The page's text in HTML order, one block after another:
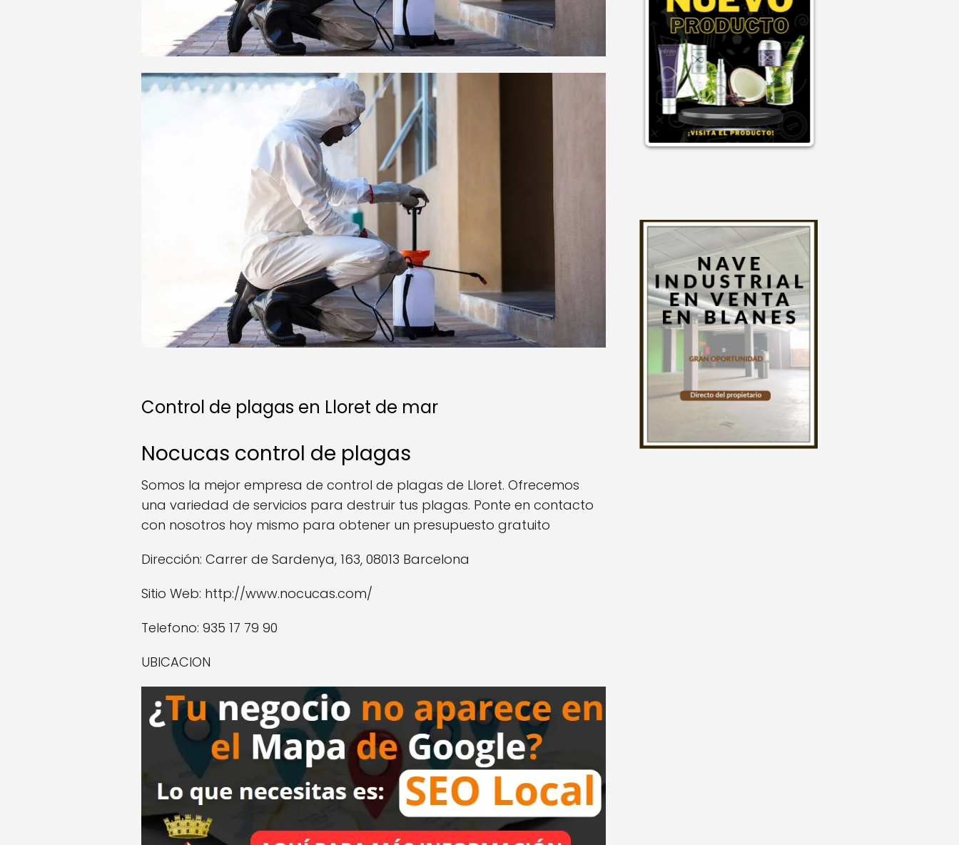
Control de plagas en Lloret de mar
Nocucas control de plagas
Somos la mejor empresa de control de plagas de Lloret. Ofrecemos
una variedad de servicios para destruir tus plagas. Ponte en contacto
con nosotros hoy mismo para obtener un presupuesto gratuito
Dirección: Carrer de Sardenya, 163, 08013 Barcelona
Sitio Web: http://www.nocucas.com/
Telefono: 935 17 79 90
UBICACION